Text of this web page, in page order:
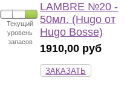
Текущий
уровень
запасов
LAMBRE №20 -
50мл. (Hugo от
Hugo Bosse)
1910,00 руб
ЗАКАЗАТЬ